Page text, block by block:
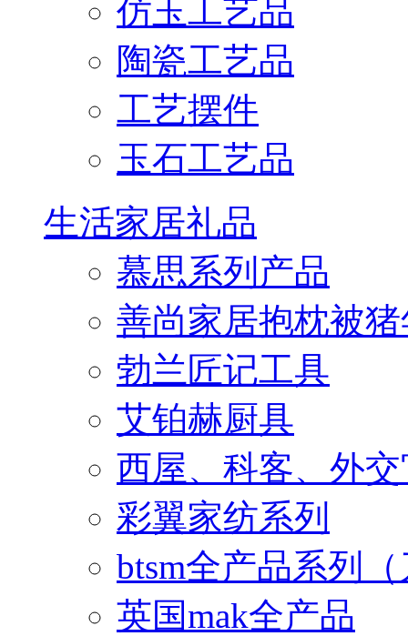
仿玉工艺品
陶瓷工艺品
工艺摆件
玉石工艺品
生活家居礼品
慕思系列产品
善尚家居抱枕被
勃兰匠记工具
艾铂赫厨具
西屋、科客、外
彩翼家纺系列
btsm全产品系列
英国mak全产品